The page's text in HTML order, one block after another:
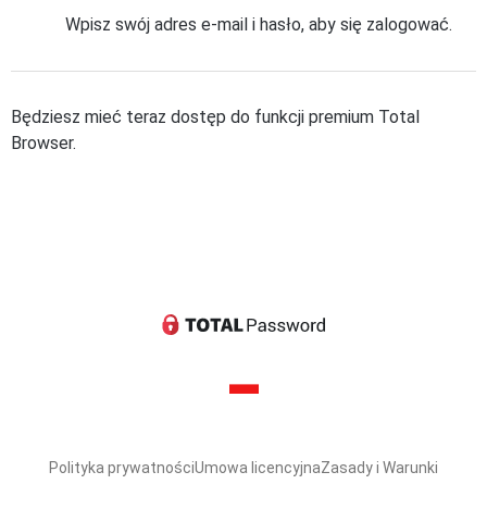
Wpisz swój adres e-mail i hasło, aby się zalogować.
Będziesz mieć teraz dostęp do funkcji premium Total
Browser.
Polityka prywatnościUmowa licencyjnaZasady i Warunki